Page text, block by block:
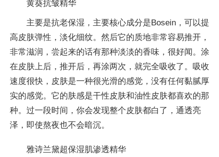
黄葵抗皱精华
主要是抗老保湿，主要核心成分是Bosein，可以提
高皮肤弹性，淡化细纹。然后它的质地非常容易推开，
非常滋润，尝起来的话有那种淡淡的香味，很好闻。涂
在皮肤上后，推开后，再涂两次，就完全吸收了。吸收
速度很快，皮肤是一种很光滑的感觉，没有任何黏腻厚
实的感觉。它的肤感是干性皮肤和油性皮肤都喜欢的那
种。过一段时间，你会发现整个皮肤都白了，通透亮
泽，即使熬夜也不会暗沉。
雅诗兰黛超保湿肌渗透精华